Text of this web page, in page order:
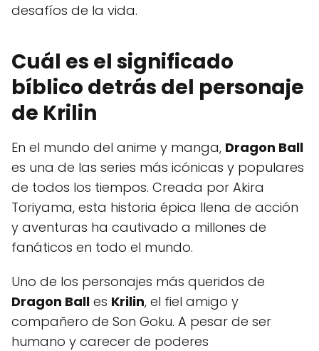
desafíos de la vida.
Cuál es el significado
bíblico detrás del personaje
de Krilin
En el mundo del anime y manga, Dragon Ball
es una de las series más icónicas y populares
de todos los tiempos. Creada por Akira
Toriyama, esta historia épica llena de acción
y aventuras ha cautivado a millones de
fanáticos en todo el mundo.
Uno de los personajes más queridos de
Dragon Ball es Krilin, el fiel amigo y
compañero de Son Goku. A pesar de ser
humano y carecer de poderes